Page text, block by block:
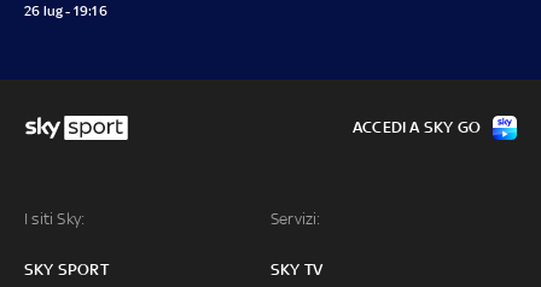
26 lug - 19:16
I siti Sky:
SKY SPORT
Servizi:
SKY TV
ACCEDI A SKY GO